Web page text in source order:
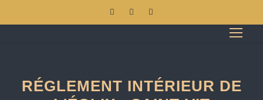
RÉGLEMENT INTÉRIEUR DE